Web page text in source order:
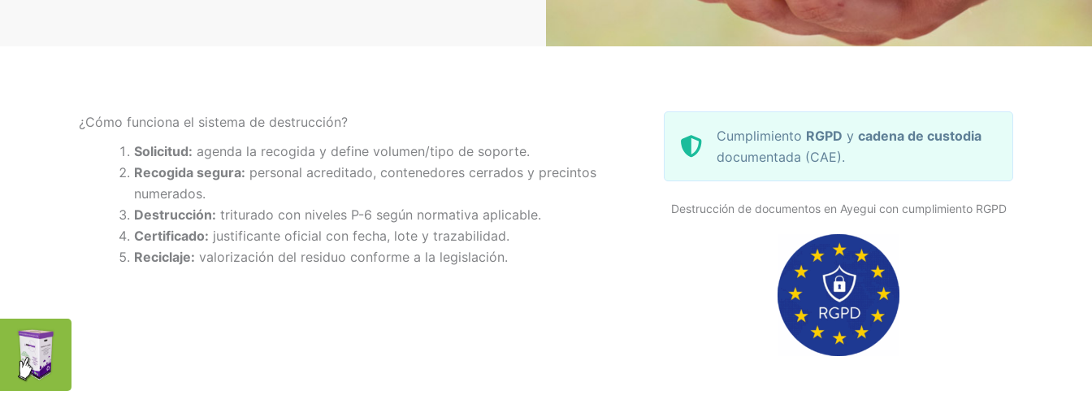
¿Cómo funciona el sistema de destrucción?
Solicitud: agenda la recogida y define volumen/tipo de soporte.
Recogida segura: personal acreditado, contenedores cerrados y precintos
numerados.
Destrucción: triturado con niveles P-6 según normativa aplicable.
Certificado: justificante oficial con fecha, lote y trazabilidad.
Reciclaje: valorización del residuo conforme a la legislación.
Cumplimiento RGPD y cadena de custodia
documentada (CAE).
Destrucción de documentos en Ayegui con cumplimiento RGPD